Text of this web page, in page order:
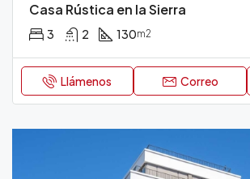
Casa Rústica en la Sierra
3 2 130m2
Llámenos Correo